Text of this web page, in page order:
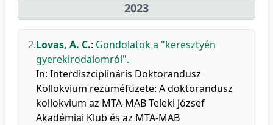
2023
2.Lovas, A. C.: Gondolatok a "keresztyén
gyerekirodalomról".
In: Interdiszciplináris Doktorandusz
Kollokvium rezüméfüzete: A doktorandusz
kollokvium az MTA-MAB Teleki József
Akadémiai Klub és az MTA-MAB